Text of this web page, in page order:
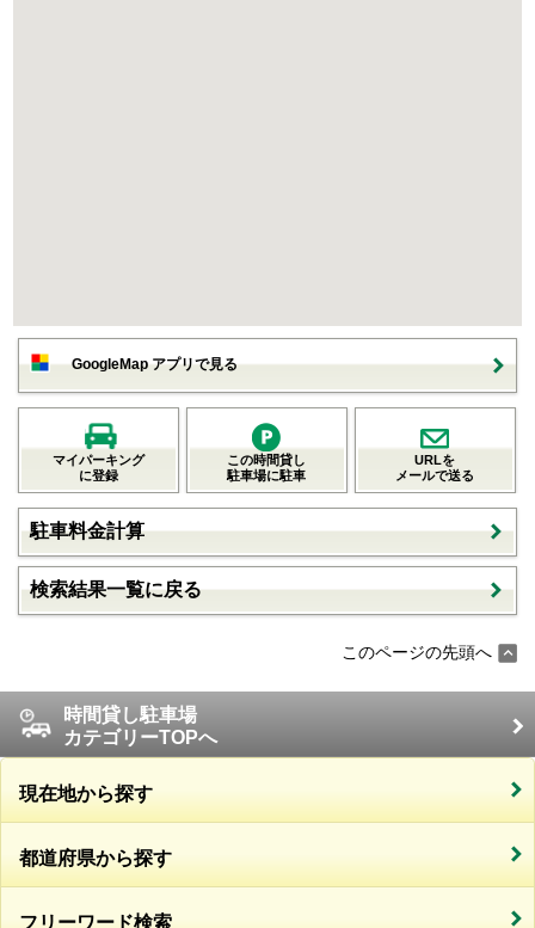
GoogleMap アプリで見る
マイパーキング
に登録
この時間貸し
駐車場に駐車
URLを
メールで送る
駐車料金計算
検索結果一覧に戻る
このページの先頭へ
時間貸し駐車場
カテゴリーTOPへ
現在地から探す
都道府県から探す
フリーワード検索